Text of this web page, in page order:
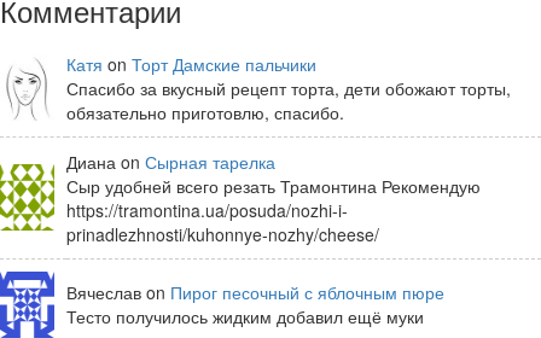
Комментарии
Катя on Торт Дамские пальчики
Спасибо за вкусный рецепт торта, дети обожают торты,
обязательно приготовлю, спасибо.
Диана on Сырная тарелка
Сыр удобней всего резать Трамонтина Рекомендую
https://tramontina.ua/posuda/nozhi-i-
prinadlezhnosti/kuhonnye-nozhy/cheese/
Вячеслав on Пирог песочный с яблочным пюре
Тесто получилось жидким добавил ещё муки